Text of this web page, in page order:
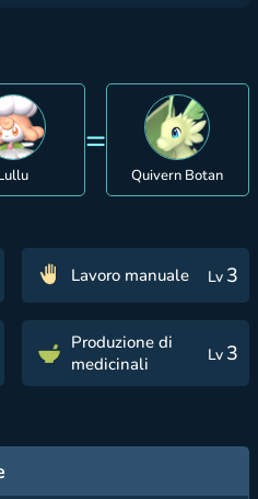
=
Quivern Botan
Lavoro manuale Lv 3
Produzione di
medicinali
Lv 3